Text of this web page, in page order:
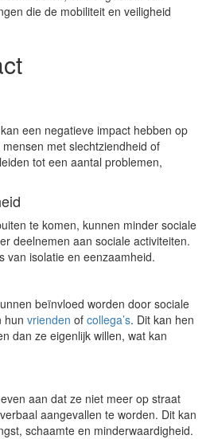
die de mobiliteit en veiligheid
een negatieve impact hebben op
met slechtziendheid of
tot een aantal problemen,
te komen, kunnen minder sociale
deelnemen aan sociale activiteiten.
van isolatie en eenzaamheid.
beïnvloed worden door sociale
hun vrienden of collega’s. Dit kan hen
dan ze eigenlijk willen, wat kan
aan dat ze niet meer op straat
aangevallen te worden. Dit kan
schaamte en minderwaardigheid.